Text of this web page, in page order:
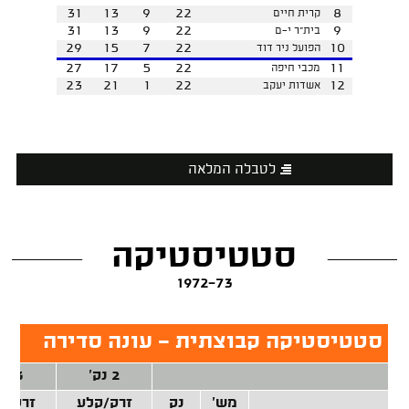
31
13 9 22 קרית חיים
8
31
13 9 22 בית"ר י-ם
9
29
15 7 22 הפועל ניר דוד
10
27
17 5 22 מכבי חיפה
11
23
21 1 22 אשדות יעקב 12
לטבלה המלאה
סטטיסטיקה
1972-73
סטטיסטיקה קבוצתית - עונה סדירה
2 נק'
3 נק'
מש'
נק זרק/קלע זרק/